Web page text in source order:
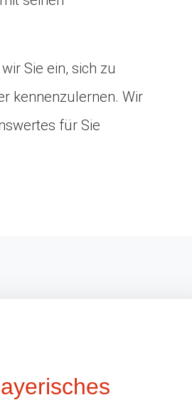
Sie ein, sich zu
kennenzulernen. Wir
für Sie